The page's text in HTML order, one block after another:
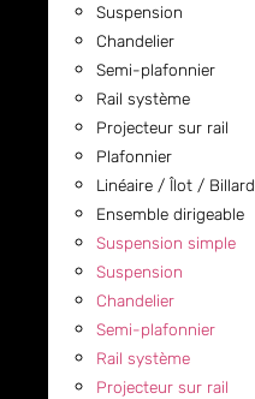
Suspension
Chandelier
Semi-plafonnier
Rail système
Projecteur sur rail
Plafonnier
Linéaire / Îlot / Billard
Ensemble dirigeable
Suspension simple
Suspension
Chandelier
Semi-plafonnier
Rail système
Projecteur sur rail